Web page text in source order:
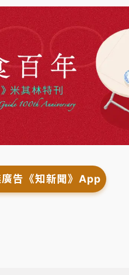
廣告《知新聞》App